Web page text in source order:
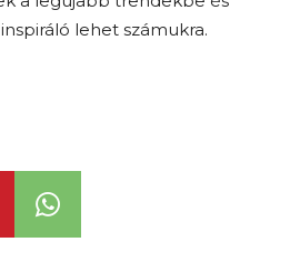
lehet számukra.